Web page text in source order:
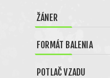
ŽÁNER
FORMÁT BALENIA
POTLAČ VZADU